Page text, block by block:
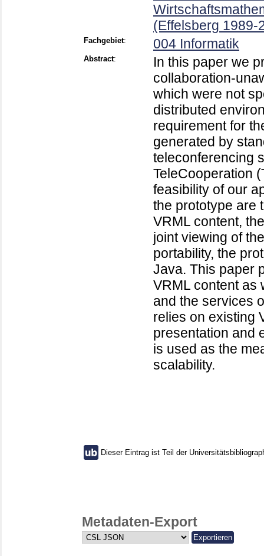
(Effelsberg 1989-
Fachgebiet: 004 Informatik
Abstract:
In this paper we
collaboration-
which were not
distributed
requirement for
generated by
teleconferencing
TeleCooperation
feasibility of our
the prototype are
VRML content,
joint viewing of
portability, the
Java. This paper
VRML content as
and the services
relies on existing
presentation and
is used as the
scalability.
Dieser Eintrag ist Teil der
Metadaten-Export